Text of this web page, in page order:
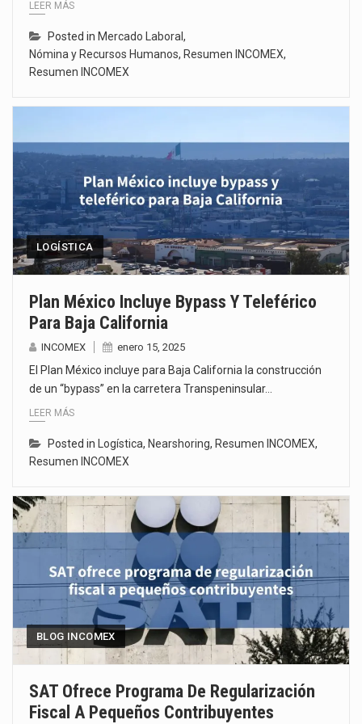
LEER MÁS
Posted in Mercado Laboral,
Nómina y Recursos Humanos, Resumen INCOMEX,
Resumen INCOMEX
LOGÍSTICA
Plan México Incluye Bypass Y Teleférico
Para Baja California
INCOMEX enero 15, 2025
El Plan México incluye para Baja California la construcción
de un “bypass” en la carretera Transpeninsular…
LEER MÁS
Posted in Logística, Nearshoring, Resumen INCOMEX,
Resumen INCOMEX
BLOG INCOMEX
SAT Ofrece Programa De Regularización
Fiscal A Pequeños Contribuyentes